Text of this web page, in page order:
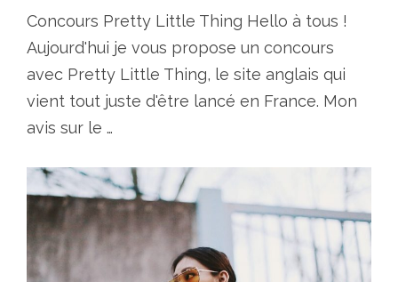
Concours Pretty Little Thing Hello à tous !
Aujourd'hui je vous propose un concours
avec Pretty Little Thing, le site anglais qui
vient tout juste d'être lancé en France. Mon
avis sur le …